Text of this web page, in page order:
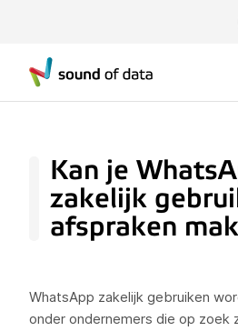
Kan je
zakelijk
afspraken
WhatsApp zakelijk gebruiken
onder ondernemers die op zoek